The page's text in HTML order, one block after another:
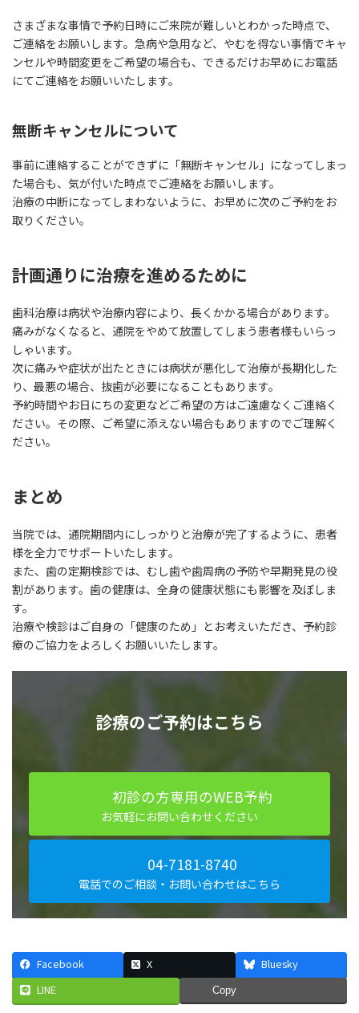
さまざまな事情で予約日時にご来院が難しいとわかった時点で、
ご連絡をお願いします。急病や急用など、やむを得ない事情でキャ
ンセルや時間変更をご希望の場合も、できるだけお早めにお電話
にてご連絡をお願いいたします。
無断キャンセルについて
事前に連絡することができずに「無断キャンセル」になってしまっ
た場合も、気が付いた時点でご連絡をお願いします。
治療の中断になってしまわないように、お早めに次のご予約をお
取りください。
計画通りに治療を進めるために
歯科治療は病状や治療内容により、長くかかる場合があります。
痛みがなくなると、通院をやめて放置してしまう患者様もいらっ
しゃいます。
次に痛みや症状が出たときには病状が悪化して治療が長期化した
り、最悪の場合、抜歯が必要になることもあります。
予約時間やお日にちの変更などご希望の方はご遠慮なくご連絡く
ださい。その際、ご希望に添えない場合もありますのでご理解く
ださい。
まとめ
当院では、通院期間内にしっかりと治療が完了するように、患者
様を全力でサポートいたします。
また、歯の定期検診では、むし歯や歯周病の予防や早期発見の役
割があります。歯の健康は、全身の健康状態にも影響を及ぼしま
す。
治療や検診はご自身の「健康のため」とお考えいただき、予約診
療のご協力をよろしくお願いいたします。
診療のご予約はこちら
初診の方専用のWEB予約
お気軽にお問い合わせください
04-7181-8740
電話でのご相談・お問い合わせはこちら
Facebook X
Bluesky
LINE
Copy